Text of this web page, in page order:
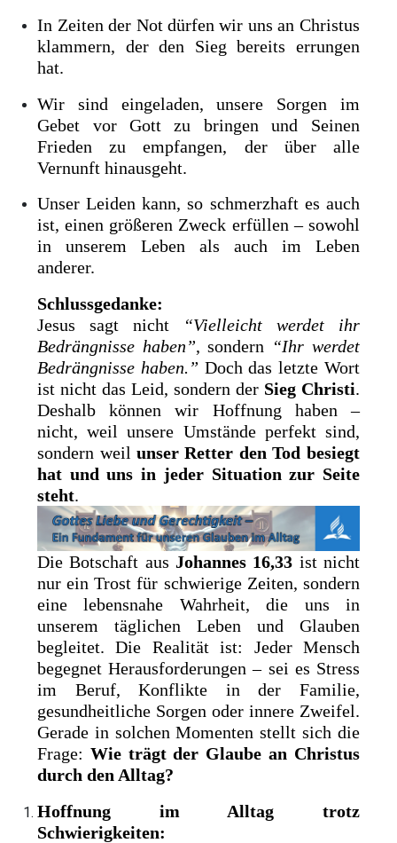
In Zeiten der Not dürfen wir uns an Christus
klammern, der den Sieg bereits errungen
hat.
Wir sind eingeladen, unsere Sorgen im
Gebet vor Gott zu bringen und Seinen
Frieden zu empfangen, der über alle
Vernunft hinausgeht.
Unser Leiden kann, so schmerzhaft es auch
ist, einen größeren Zweck erfüllen – sowohl
in unserem Leben als auch im Leben
anderer.
Schlussgedanke:
Jesus sagt nicht
“Vielleicht werdet ihr
Bedrängnisse haben”, sondern “Ihr werdet
Bedrängnisse haben.” Doch das letzte Wort
ist nicht das Leid, sondern der Sieg Christi.
Deshalb können wir Hoffnung haben –
nicht, weil unsere Umstände perfekt sind,
sondern weilunser Retter den Tod besiegt
hat und uns in jeder Situation zur Seite
steht.
Die Botschaft aus Johannes 16,33 ist nicht
nur ein Trost für schwierige Zeiten, sondern
eine lebensnahe Wahrheit, die uns in
unserem täglichen Leben und Glauben
begleitet. Die Realität ist: Jeder Mensch
begegnet Herausforderungen – sei es Stress
im Beruf, Konflikte in der Familie,
gesundheitliche Sorgen oder innere Zweifel.
Gerade in solchen Momenten stellt sich die
Frage: Wie trägt der Glaube an Christus
durch den Alltag?
Hoffnung im Alltag trotz
Schwierigkeiten: